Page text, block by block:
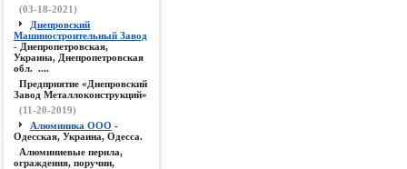
(03-18-2021)
Днепровский
Машиностроительный Завод
- Днепропетровская,
Украина, Днепропетровская
обл. ....
Предприятие «Днепровский
Завод Металлоконструкций»
(11-20-2019)
Алюминика ООО -
Одесская, Украина, Одесса.
Алюминиевые перила,
ограждения, поручни,